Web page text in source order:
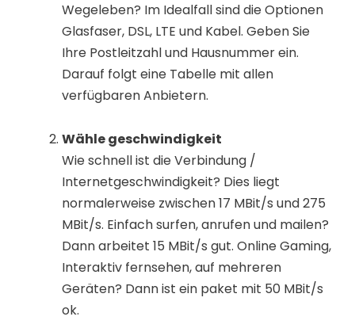
Wegeleben? Im Idealfall sind die Optionen
Glasfaser, DSL, LTE und Kabel. Geben Sie
Ihre Postleitzahl und Hausnummer ein.
Darauf folgt eine Tabelle mit allen
verfügbaren Anbietern.
Wähle geschwindigkeit
Wie schnell ist die Verbindung /
Internetgeschwindigkeit? Dies liegt
normalerweise zwischen 17 MBit/s und 275
MBit/s. Einfach surfen, anrufen und mailen?
Dann arbeitet 15 MBit/s gut. Online Gaming,
Interaktiv fernsehen, auf mehreren
Geräten? Dann ist ein paket mit 50 MBit/s
ok.